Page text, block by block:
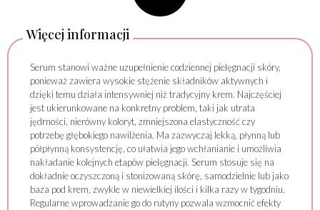
Więcej informacji
Serum stanowi ważne uzupełnienie codziennej pielęgnacji skóry,
ponieważ zawiera wysokie stężenie składników aktywnych i
dzięki temu działa intensywniej niż tradycyjny krem. Najczęściej
jest ukierunkowane na konkretny problem, taki jak utrata
jędrności, nierówny koloryt, zmniejszona elastyczność czy
potrzebę głębokiego nawilżenia. Ma zazwyczaj lekką, płynną lub
półpłynną konsystencję, co ułatwia jego wchłanianie i umożliwia
nakładanie kolejnych etapów pielęgnacji. Serum stosuje się na
dokładnie oczyszczoną i stonizowaną skórę, samodzielnie lub jako
baza pod krem, zwykle w niewielkiej ilości i kilka razy w tygodniu.
Regularne wprowadzanie go do rutyny pozwala wzmocnić efekty